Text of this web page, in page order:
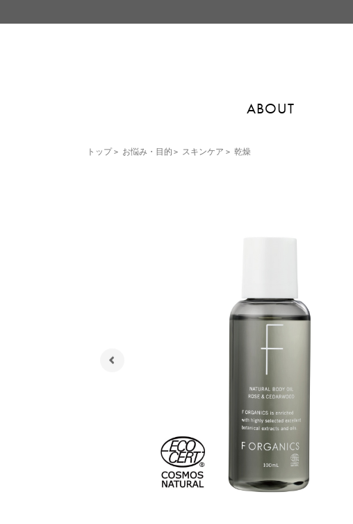
ABOUT
トップ > お悩み・目的 > スキンケア > 乾燥